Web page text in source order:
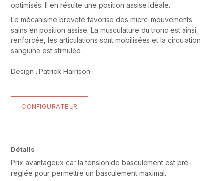
optimisés. Il en résulte une position assise idéale.
Le mécanisme breveté favorise des micro-mouvements
sains en position assise. La musculature du tronc est ainsi
renforcée, les articulations sont mobilisées et la circulation
sanguine est stimulée.
Design : Patrick Harrison
CONFIGURATEUR
Détails
Prix avantageux car la tension de basculement est pré-
reglée pour permettre un basculement maximal.